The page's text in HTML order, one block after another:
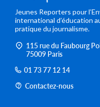
Jeunes Reporters pour
international d’éducation
pratique du journalisme.
115 rue du Faubourg
75009 Paris
01 73 77 12 14
Contactez-nous